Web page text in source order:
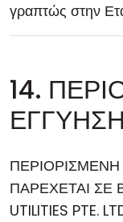
γραπτώς στην
14.
ΕΓΓΥΗΣΗ
ΠΑΡΕΧΕΤΑΙ ΣΕ
UTILITIES PTE.